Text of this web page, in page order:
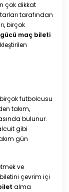
çok dikkat
tarafından
birçok
maç bileti
futbolcusu
takım,
bulunur.
gibi
gün
ve
çevrim içi
alma